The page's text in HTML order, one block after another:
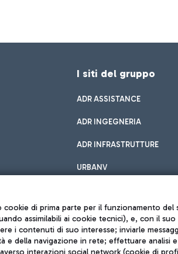
I siti del gruppo
ADR ASSISTANCE
ADR INGEGNERIA
ADR INFRASTRUTTURE
URBANV
cookie di prima parte per il funzionamento
assimilabili ai cookie tecnici), e, con il
i contenuti di suo interesse; inviarle
e della navigazione in rete; effettuare analisi
interazioni social network (cookie di